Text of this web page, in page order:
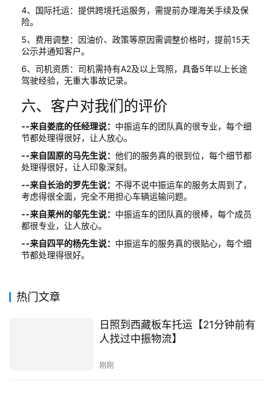
4、国际托运：提供跨境托运服务，需提前办理海关手续及保
险。
5、费用调整：因油价、政策等原因需调整价格时，提前15天
公示并通知客户。
6、司机资质：司机需持有A2及以上驾照，具备5年以上长途
驾驶经验，无重大事故记录。
六、客户对我们的评价
--来自娄底的任经理说： 中振运车的团队真的很专业，每个细
节都处理得很好，让人放心。
--来自固原的马先生说： 他们的服务真的很到位，每个细节都
处理得很好，让人印象深刻。
--来自长治的罗先生说： 不得不说中振运车的服务太周到了，
考虑得很全面，完全不用担心车辆运输问题。
--来自莱州的邬先生说： 中振运车的团队真的很棒，每个成员
都很专业，让人放心。
--来自四平的杨先生说： 中振运车的服务真的很贴心，每个细
节都处理得很好。
热门文章
日照到西藏板车托运【21分钟前有
人找过中振物流】
刚刚